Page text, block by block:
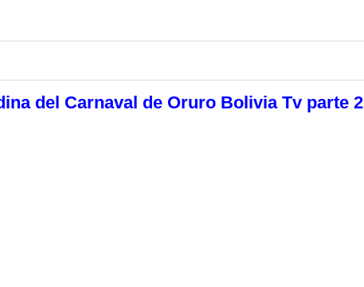
del Carnaval de Oruro Bolivia Tv parte 2